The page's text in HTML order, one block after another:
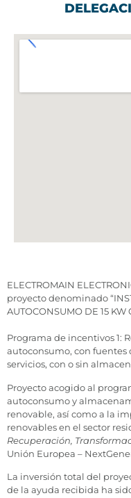
ELECTROMAIN
proyecto denominado
AUTOCONSUMO DE 15 KW
Programa de incentivos 1:
autoconsumo, con fuentes
servicios, con o sin
Proyecto acogido al
autoconsumo y
renovable, así como a la
renovables en el sector
Recuperación,
Unión Europea –
La inversión total del
de la ayuda recibida ha